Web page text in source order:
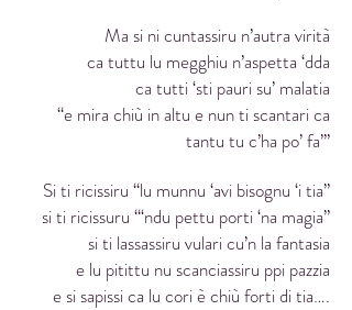
Ma si ni cuntassiru n’autra virità
ca tuttu lu megghiu n’aspetta ‘dda
ca tutti ‘sti pauri su’ malatia
“e mira chiù in altu e nun ti scantari ca
tantu tu c’ha po’ fa’”
Si ti ricissiru “lu munnu ‘avi bisognu ‘i tia”
si ti ricissuru “‘ndu pettu porti ‘na magia”
si ti lassassiru vulari cu’n la fantasia
e lu pitittu nu scanciassiru ppi pazzia
e si sapissi ca lu cori è chiù forti di tia….